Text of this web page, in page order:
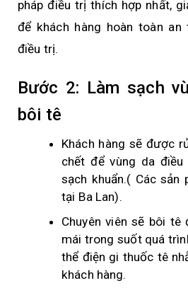
pháp điều trị thích hợp nhất,
để khách hàng hoàn toàn
điều trị.
Bước 2: Làm sạch
bôi tê
Khách hàng sẽ được
chết để vùng da
sạch khuẩn.( Các sản
tại Ba Lan).
Chuyên viên sẽ bôi tê
mái trong suốt quá
thể điện gi thuốc tê
khách hàng.